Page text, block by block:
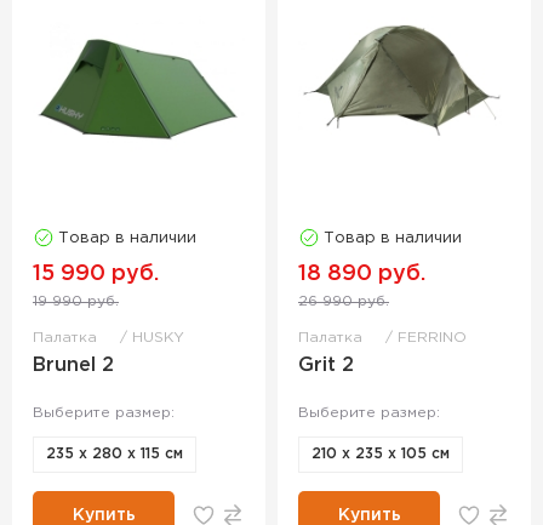
Товар в наличии
15 990 руб.
19 990 руб.
Палатка HUSKY
Brunel 2
Выберите размер:
235 x 280 x 115 см
Купить
Товар в наличии
18 890 руб.
26 990 руб.
Палатка FERRINO
Grit 2
Выберите размер:
210 x 235 x 105 см
Купить